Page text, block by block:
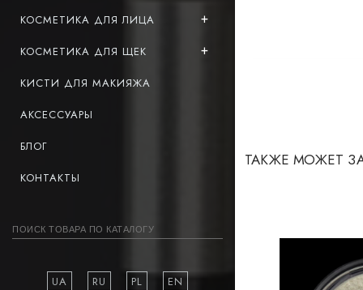
КОСМЕТИКА ДЛЯ ЛИЦА
КОСМЕТИКА ДЛЯ ЩЕК
КИСТИ ДЛЯ МАКИЯЖА
АКСЕССУАРЫ
БЛОГ
КОНТАКТЫ
UA RU PL EN
ТАКЖЕ МОЖЕТ